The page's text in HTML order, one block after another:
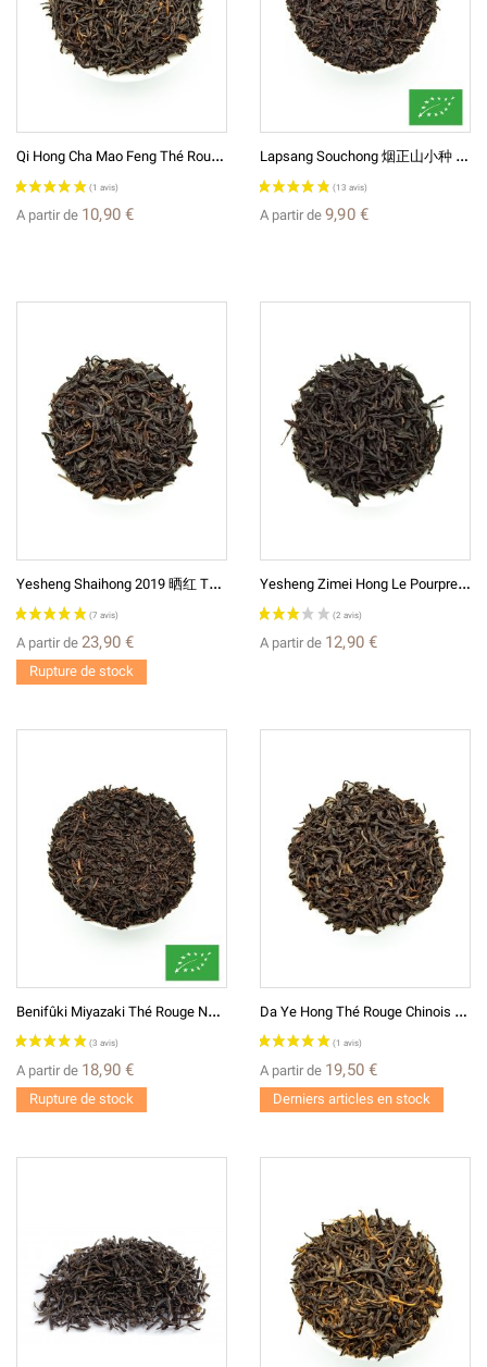
Q
I Hong Cha Mao Feng Thé Rouge Chinois 祁红毛峰
A partir de 10,90 €
L
Apsang Souchong 烟正山小种 BIO Thé Noir Fumé De Chine
A partir de 9,90 €
Y
Esheng Shaihong 2019 晒红 Thé De Chine Rouge
A partir de 23,90 €
Rupture de stock
Y
Esheng Zimei Hong Le Pourpre Splendide Feuilles De Théiers Sauvages 野生紫媚红
A partir de 12,90 €
B
Enifûki Miyazaki Thé Rouge Noir Japonais BIO*
A partir de 18,90 €
Rupture de stock
D
A Ye Hong Thé Rouge Chinois 大叶红
A partir de 19,50 €
Derniers articles en stock